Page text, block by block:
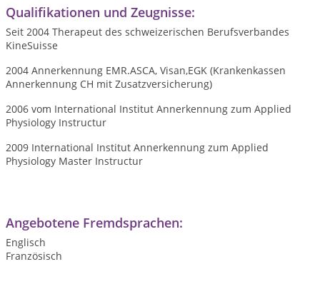
Qualifikationen und Zeugnisse:
Seit 2004 Therapeut des schweizerischen Berufsverbandes
KineSuisse
2004 Annerkennung EMR.ASCA, Visan,EGK (Krankenkassen
Annerkennung CH mit Zusatzversicherung)
2006 vom International Institut Annerkennung zum Applied
Physiology Instructur
2009 International Institut Annerkennung zum Applied
Physiology Master Instructur
Angebotene Fremdsprachen:
Englisch
Französisch